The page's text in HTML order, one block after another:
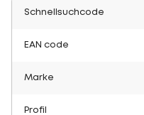
Schnellsuchcode
EAN code
Marke
Profil